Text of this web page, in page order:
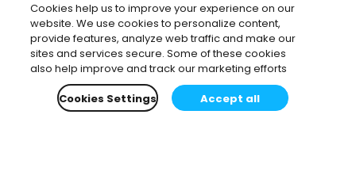
Cookies help us to improve your experience on our
website. We use cookies to personalize content,
provide features, analyze web traffic and make our
sites and services secure. Some of these cookies
also help improve and track our marketing efforts
Cookies Settings
Accept all